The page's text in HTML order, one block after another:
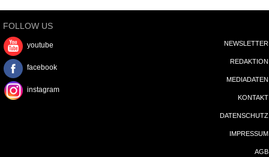
FOLLOW US
youtube
facebook
instagram
NEWSLETTER
REDAKTION
MEDIADATEN
KONTAKT
DATENSCHUTZ
IMPRESSUM
AGB